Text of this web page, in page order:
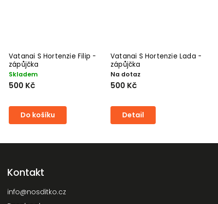
Vatanai S Hortenzie Filip -
zápůjčka
Skladem
500 Kč
Do košíku
Vatanai S Hortenzie Lada -
zápůjčka
Na dotaz
500 Kč
Detail
Kontakt
info@nosditko.cz